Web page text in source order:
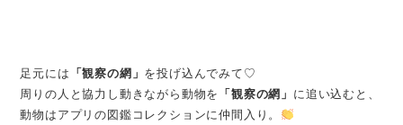
足元には 「観察の網」 を投げ込んでみて♡
周りの人と協力し動きながら動物を 「観察の網」 に追い込むと、
動物はアプリの図鑑コレクションに仲間入り。